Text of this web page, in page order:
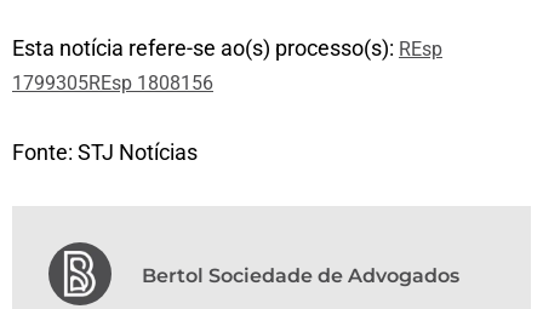
Esta notícia refere-se ao(s) processo(s): REsp
1799305REsp 1808156
Fonte: STJ Notícias
Bertol Sociedade de Advogados